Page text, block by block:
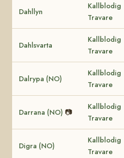
Dahllyn
Kallblodig
Travare
Dahlsvarta
Kallblodig
Travare
Dalrypa (NO)
Kallblodig
Travare
Darrana (NO) 📷
Kallblodig
Travare
Digra (NO)
Kallblodig
Travare